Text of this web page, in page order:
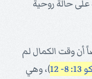
حالة روحية
أيضاً أن وقت الكمال لم
)، وهي